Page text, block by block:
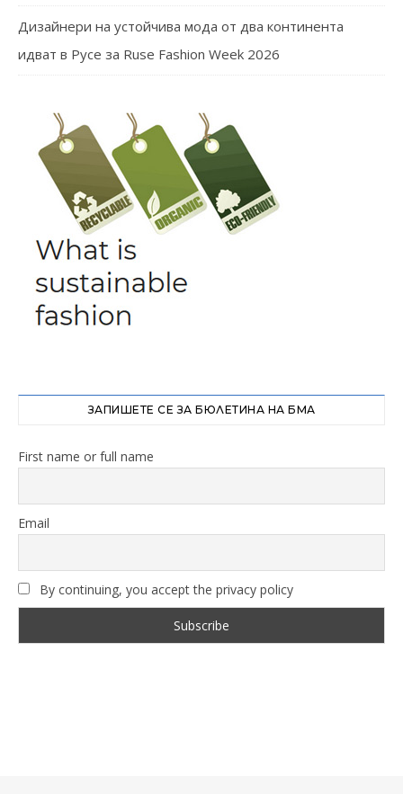
Дизайнери на устойчива мода от два континента
идват в Русе за Ruse Fashion Week 2026
ЗАПИШЕТЕ СЕ ЗА БЮЛЕТИНА НА БМА
First name or full name
Email
By continuing, you accept the privacy policy